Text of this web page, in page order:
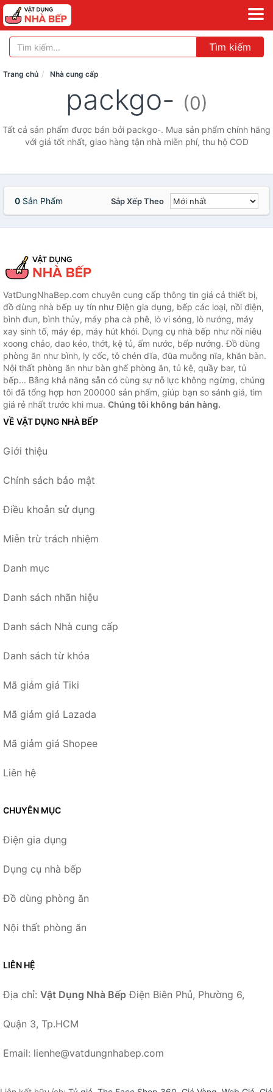
Tìm kiếm
Trang chủ Nhà cung cấp
packgo- (0)
Tất cả sản phẩm được bán bởi packgo-. Mua sản phẩm chính hãng
với giá tốt nhất, giao hàng tận nhà miễn phí, thu hộ COD
0 Sản Phẩm Sắp Xếp Theo
VatDungNhaBep.com chuyên cung cấp thông tin giá cả thiết bị,
đồ dùng nhà bếp uy tín như Điện gia dụng, bếp các loại, nồi điện,
bình đun, bình thủy, máy pha cà phê, lò vi sóng, lò nướng, máy
xay sinh tố, máy ép, máy hút khói. Dụng cụ nhà bếp như nồi niêu
xoong chảo, dao kéo, thớt, kệ tủ, ấm nước, bếp nướng. Đồ dùng
phòng ăn như bình, ly cốc, tô chén dĩa, đũa muỗng nĩa, khăn bàn.
Nội thất phòng ăn như bàn ghế phòng ăn, tủ kệ, quầy bar, tủ
bếp... Bằng khả năng sẵn có cùng sự nỗ lực không ngừng, chúng
tôi đã tổng hợp hơn 200000 sản phẩm, giúp bạn so sánh giá, tìm
giá rẻ nhất trước khi mua. Chúng tôi không bán hàng.
VỀ VẬT DỤNG NHÀ BẾP
Giới thiệu
Chính sách bảo mật
Điều khoản sử dụng
Miễn trừ trách nhiệm
Danh mục
Danh sách nhãn hiệu
Danh sách Nhà cung cấp
Danh sách từ khóa
Mã giảm giá Tiki
Mã giảm giá Lazada
Mã giảm giá Shopee
Liên hệ
CHUYÊN MỤC
Điện gia dụng
Dụng cụ nhà bếp
Đồ dùng phòng ăn
Nội thất phòng ăn
LIÊN HỆ
Địa chỉ: Vật Dụng Nhà Bếp Điện Biên Phủ, Phường 6,
Quận 3, Tp.HCM
Email: lienhe@vatdungnhabep.com